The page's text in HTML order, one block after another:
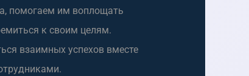
помогаем им воплощать
к своим целям.
взаимных успехов вместе